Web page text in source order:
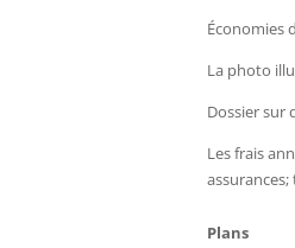
Économies
La photo
Dossier sur
Les frais
Plans